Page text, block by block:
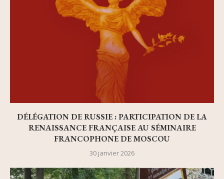
DÉLÉGATION DE RUSSIE : PARTICIPATION DE LA
RENAISSANCE FRANÇAISE AU SÉMINAIRE
FRANCOPHONE DE MOSCOU
30 janvier 2026